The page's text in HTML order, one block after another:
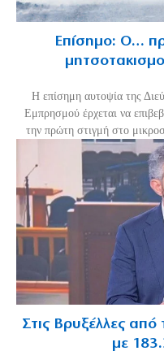
Επίσημο: Ο…
Η επίσημη αυτοψία της
Εμπρησμού έρχεται να
την πρώτη στιγμή στο
Στις Βρυξέλλες
με